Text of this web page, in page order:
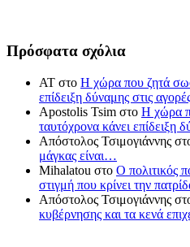
Πρόσφατα σχόλια
ΑΤ στο Η χώρα που ζητά
επίδειξη δύναμης στις
Apostolis Tsim στο Η χώρα
ταυτόχρονα κάνει επίδειξη
Απόστολος Τσιμογιάννης
μάγκας είναι…
Mihalatou στο Ο πολιτικός
στιγμή που κρίνει την
Απόστολος Τσιμογιάννης
κυβέρνησης και τα κενά